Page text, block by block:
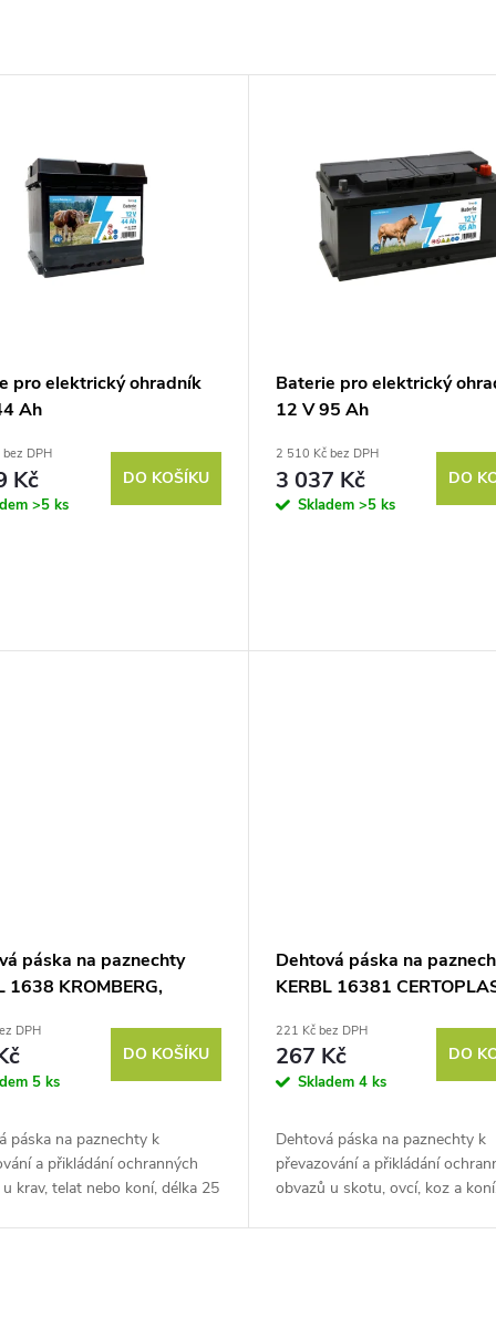
pro elektrický ohradník
Ah
DPH
Kč
>5 ks
DO KOŠÍKU
Baterie pro elektrický
12 V 95 Ah
2 510 Kč bez DPH
3 037 Kč
Skladem >5 ks
DO
páska na paznechty
1638 KROMBERG,
DPH
5 ks
DO KOŠÍKU
páska na paznechty k
a přikládání ochranných
krav, telat nebo koní, délka 25
Dehtová páska na
KERBL 16381
221 Kč bez DPH
267 Kč
Skladem 4 ks
DO
Dehtová páska na paznechty k
převazování a přikládání
obvazů u skotu, ovcí, koz a